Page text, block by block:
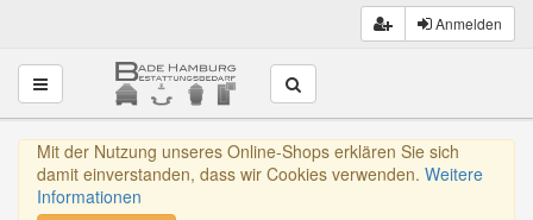
Anmelden
Toggle navigation
Mit der Nutzung unseres Online-Shops erklären Sie sich
damit einverstanden, dass wir Cookies verwenden. Weitere
Informationen